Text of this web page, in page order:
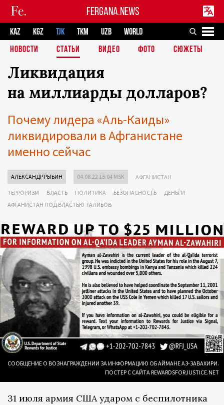
FERGANA.NEWS
KAZ KGZ TJK TKM UZB
WORLD
НОВОСТИ
СТАТЬИ ВИДЕО ФОТО СЮЖЕТЫ
Ликвидация
на миллиарды долларов?
Почему лидера «Аль-Каиды»
ликвидировали в Афганистане
именно сейчас
АЛЕКСАНДР РЫБИН 04.08.22 15:04 MSK АФГАНИСТАН
ТЕРРОРИЗМ ВЛАСТЬ ПОЛИТИКА БЕЗОПАСНОСТЬ
ДЕНЬГИ
АФГАНИСТАН ПОД ВЛАСТЬЮ ТАЛИБОВ
СООБЩЕНИЕ О ВОЗНАГРАЖДЕНИИ ЗА ИНФОРМАЦИЮ ОБ АЙМАНЕ АЗ-ЗАВАХИРИ.
ПОСТЕР С САЙТА REWARDSFORJUSTICE.NET
31 июля армия США ударом с беспилотника